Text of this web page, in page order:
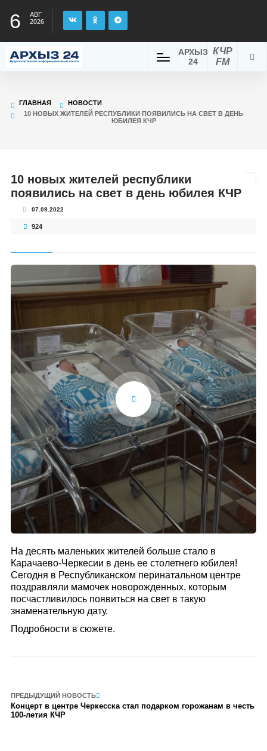
6
АВГ
2026
КЧР
FM
АРХЫЗ
24
ГЛАВНАЯ
НОВОСТИ
10 НОВЫХ ЖИТЕЛЕЙ РЕСПУБЛИКИ ПОЯВИЛИСЬ НА СВЕТ В ДЕНЬ
ЮБИЛЕЯ КЧР
10 новых жителей республики
появились на свет в день юбилея КЧР
07.09.2022
924
На десять маленьких жителей больше стало в
Карачаево-Черкесии в день ее столетнего юбилея!
Сегодня в Республиканском перинатальном центре
поздравляли мамочек новорожденных, которым
посчастливилось появиться на свет в такую
знаменательную дату.
Подробности в сюжете.
ПРЕДЫДУЩИЙ НОВОСТЬ
Концерт в центре Черкесска стал подарком горожанам в честь
100-летия КЧР